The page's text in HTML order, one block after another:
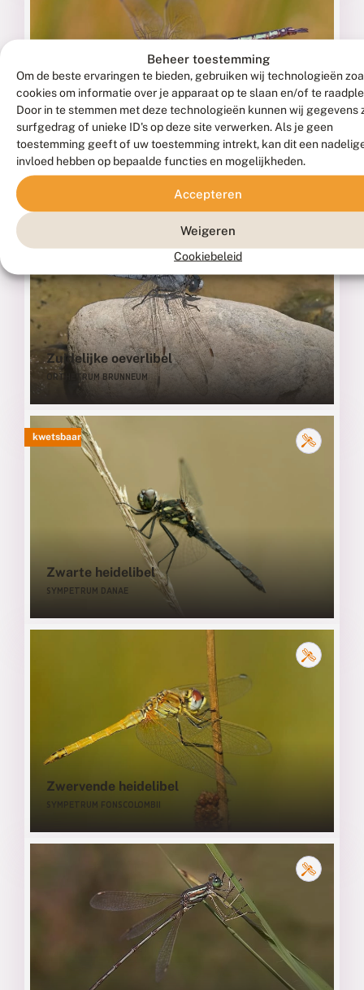
Beheer toestemming
Om de beste ervaringen te bieden, gebruiken wij technologieën
cookies om informatie over je apparaat op te slaan en/of te
Door in te stemmen met deze technologieën kunnen wij gegevens
surfgedrag of unieke ID's op deze site verwerken. Als je geen
toestemming geeft of uw toestemming intrekt, kan dit een
invloed hebben op bepaalde functies en mogelijkheden.
Accepteren
Weigeren
Cookiebeleid
Zuidelijke keizerlibel
ANAX PARTHENOPE
Zuidelijke oeverlibel
ORTHETRUM BRUNNEUM
kwetsbaar
Zwarte heidelibel
SYMPETRUM DANAE
Zwervende heidelibel
SYMPETRUM FONSCOLOMBII